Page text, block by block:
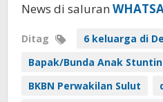
News di saluran
Ditag
6 keluarga di
Bapak/Bunda Anak
BKBN Perwakilan Sulut